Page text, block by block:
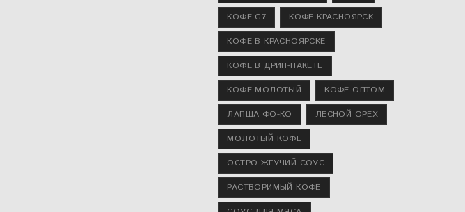
КОФЕ G7 КОФЕ КРАСНОЯРСК
КОФЕ В КРАСНОЯРСКЕ
КОФЕ В ДРИП-ПАКЕТЕ
КОФЕ МОЛОТЫЙ КОФЕ ОПТОМ
ЛАПША ФО-КО ЛЕСНОЙ ОРЕХ
МОЛОТЫЙ КОФЕ
ОСТРО ЖГУЧИЙ СОУС
РАСТВОРИМЫЙ КОФЕ